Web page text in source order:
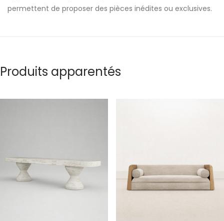
permettent de proposer des pièces inédites ou exclusives.
Produits apparentés